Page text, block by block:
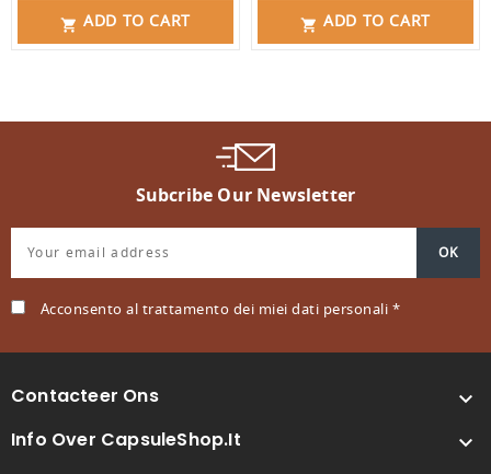
 ADD TO CART  ADD TO CART
Subcribe Our Newsletter
Acconsento al trattamento dei miei dati personali *
Contacteer Ons 
Info Over CapsuleShop.it 